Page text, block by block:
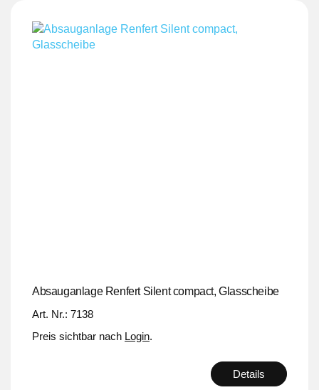
Absauganlage Renfert Silent compact, Glasscheibe
Art. Nr.: 7138
Preis sichtbar nach Login.
Details